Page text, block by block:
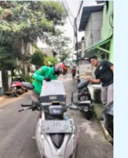
Pengiriman Perangkat
ke Lokasi Proyek Klien